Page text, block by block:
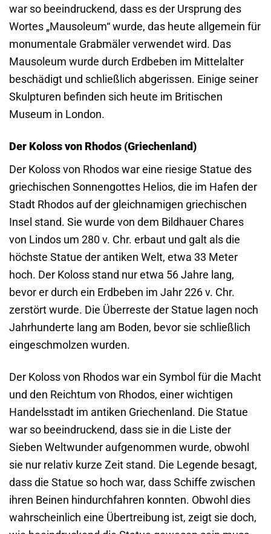
war so beeindruckend, dass es der Ursprung des
Wortes „Mausoleum“ wurde, das heute allgemein für
monumentale Grabmäler verwendet wird. Das
Mausoleum wurde durch Erdbeben im Mittelalter
beschädigt und schließlich abgerissen. Einige seiner
Skulpturen befinden sich heute im Britischen
Museum in London.
Der Koloss von Rhodos (Griechenland)
Der Koloss von Rhodos war eine riesige Statue des
griechischen Sonnengottes Helios, die im Hafen der
Stadt Rhodos auf der gleichnamigen griechischen
Insel stand. Sie wurde von dem Bildhauer Chares
von Lindos um 280 v. Chr. erbaut und galt als die
höchste Statue der antiken Welt, etwa 33 Meter
hoch. Der Koloss stand nur etwa 56 Jahre lang,
bevor er durch ein Erdbeben im Jahr 226 v. Chr.
zerstört wurde. Die Überreste der Statue lagen noch
Jahrhunderte lang am Boden, bevor sie schließlich
eingeschmolzen wurden.
Der Koloss von Rhodos war ein Symbol für die Macht
und den Reichtum von Rhodos, einer wichtigen
Handelsstadt im antiken Griechenland. Die Statue
war so beeindruckend, dass sie in die Liste der
Sieben Weltwunder aufgenommen wurde, obwohl
sie nur relativ kurze Zeit stand. Die Legende besagt,
dass die Statue so hoch war, dass Schiffe zwischen
ihren Beinen hindurchfahren konnten. Obwohl dies
wahrscheinlich eine Übertreibung ist, zeigt sie doch,